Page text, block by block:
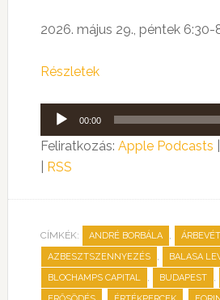
2026. május 29., péntek 6:30-
Részletek
Audió
lejátszó
00:00
Feliratkozás: Apple Podcasts
RSS
CÍMKÉK: ANDRÉ BORBÁLA ,
AZBESZTSZENNYEZÉS , BALASA
BLOCHAMPS CAPITAL , BUDAPEST ,